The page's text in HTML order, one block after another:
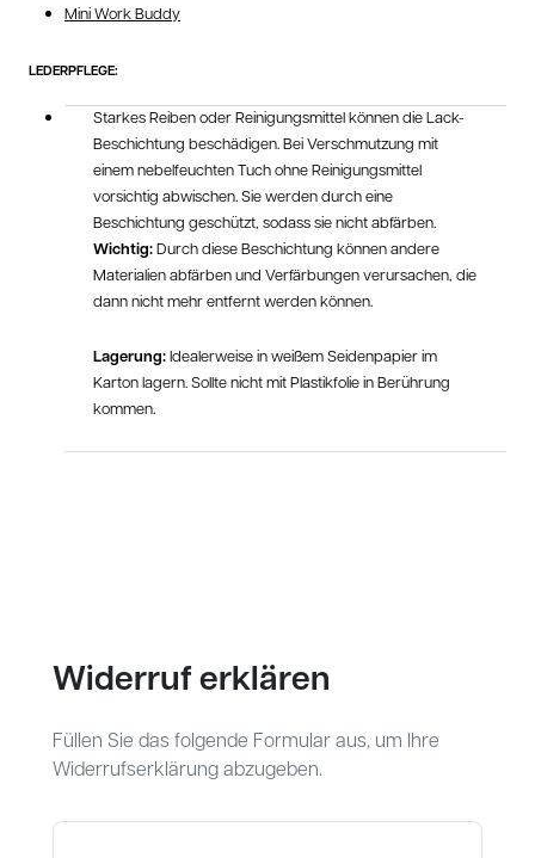
Mini Work Buddy
LEDERPFLEGE:
Starkes Reiben oder Reinigungsmittel können die Lack-
Beschichtung beschädigen. Bei Verschmutzung mit
einem nebelfeuchten Tuch ohne Reinigungsmittel
vorsichtig abwischen. Sie werden durch eine
Beschichtung geschützt, sodass sie nicht abfärben.
Wichtig:Durch diese Beschichtung können andere
Materialien abfärben und Verfärbungen verursachen, die
dann nicht mehr entfernt werden können.
Lagerung:Idealerweise in weißem Seidenpapier im
Karton lagern. Sollte nicht mit Plastikfolie in Berührung
kommen.
Widerruf erklären
Füllen Sie das folgende Formular aus, um Ihre
Widerrufserklärung abzugeben.